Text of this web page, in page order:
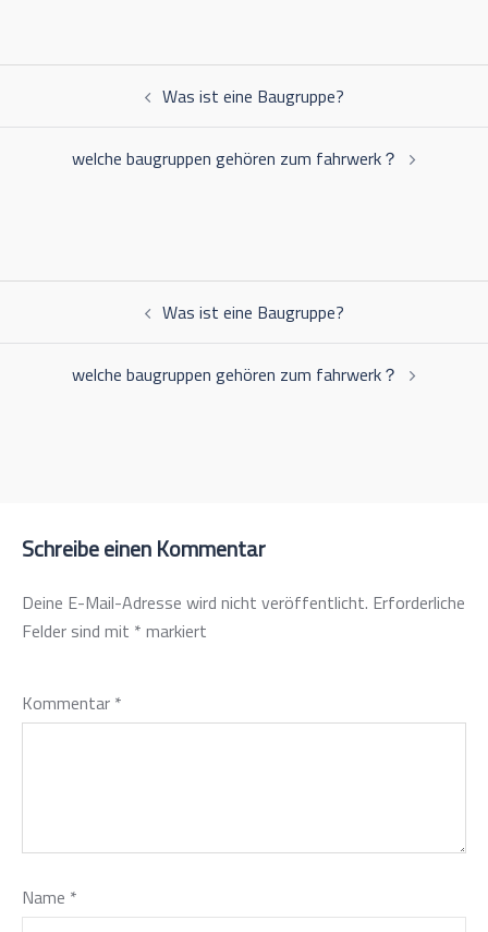
BeitragsnavigationWas ist eine Baugruppe?
welche baugruppen gehören zum fahrwerk？
BeitragsnavigationWas ist eine Baugruppe?
welche baugruppen gehören zum fahrwerk？
Schreibe einen Kommentar
Deine E-Mail-Adresse wird nicht veröffentlicht. Erforderliche
Felder sind mit * markiert
Kommentar *
Name *